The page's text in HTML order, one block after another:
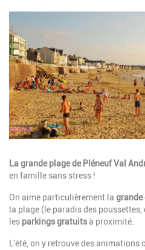
Description
La grande plage de Pléneuf Val
en famille sans stress !
On aime particulièrement la grande
la plage (le paradis des
les parkings gratuitsà proximité.
L'été, on y retrouve des animations